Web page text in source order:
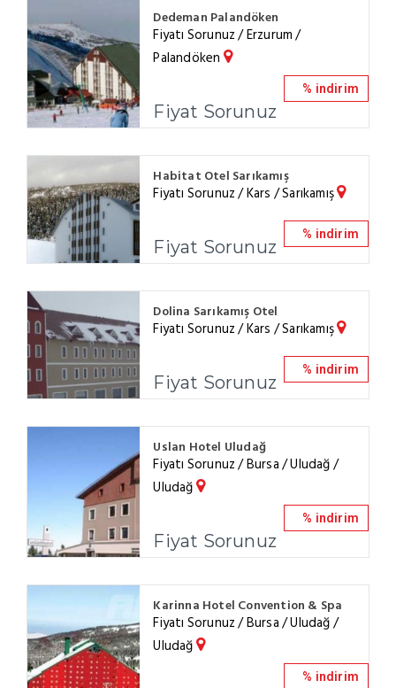
Dedeman Palandöken
Fiyatı Sorunuz / Erzurum /
Palandöken
Fiyat Sorunuz
% indirim
Habitat Otel Sarıkamış
Fiyatı Sorunuz / Kars / Sarıkamış
Fiyat Sorunuz
% indirim
Dolina Sarıkamış Otel
Fiyatı Sorunuz / Kars / Sarıkamış
Fiyat Sorunuz
% indirim
Uslan Hotel Uludağ
Fiyatı Sorunuz / Bursa / Uludağ /
Uludağ
Fiyat Sorunuz
% indirim
Karinna Hotel Convention & Spa
Fiyatı Sorunuz / Bursa / Uludağ /
Uludağ
% indirim